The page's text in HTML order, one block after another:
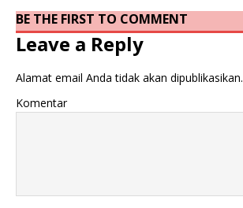
BE THE FIRST TO COMMENT
Leave a Reply
Alamat email Anda tidak akan dipublikasikan.
Komentar